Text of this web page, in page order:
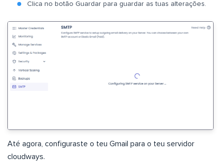
Clica no botão Guardar para guardar as tuas alterações.
Até agora, configuraste o teu Gmail para o teu servidor
cloudways.